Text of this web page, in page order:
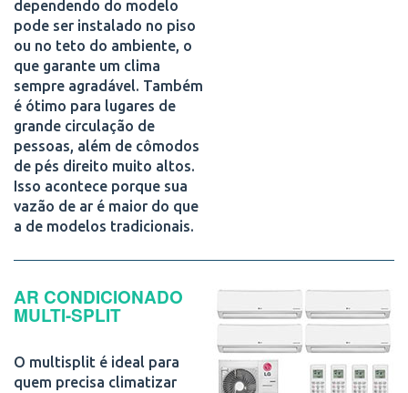
dependendo do modelo
pode ser instalado no piso
ou no teto do ambiente, o
que garante um clima
sempre agradável. Também
é ótimo para lugares de
grande circulação de
pessoas, além de cômodos
de pés direito muito altos.
Isso acontece porque sua
vazão de ar é maior do que
a de modelos tradicionais.
AR CONDICIONADO
MULTI-SPLIT
O multisplit é ideal para
quem precisa climatizar